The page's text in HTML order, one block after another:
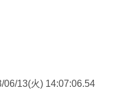
06/13(火) 14:07:06.54